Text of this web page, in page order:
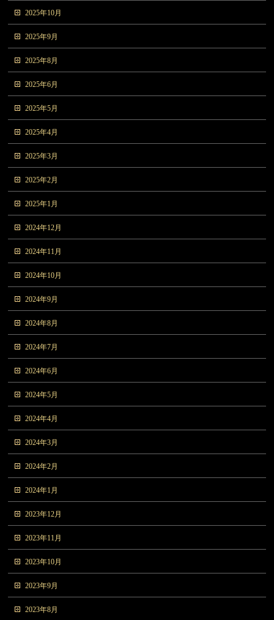
2025年10月
2025年9月
2025年8月
2025年6月
2025年5月
2025年4月
2025年3月
2025年2月
2025年1月
2024年12月
2024年11月
2024年10月
2024年9月
2024年8月
2024年7月
2024年6月
2024年5月
2024年4月
2024年3月
2024年2月
2024年1月
2023年12月
2023年11月
2023年10月
2023年9月
2023年8月